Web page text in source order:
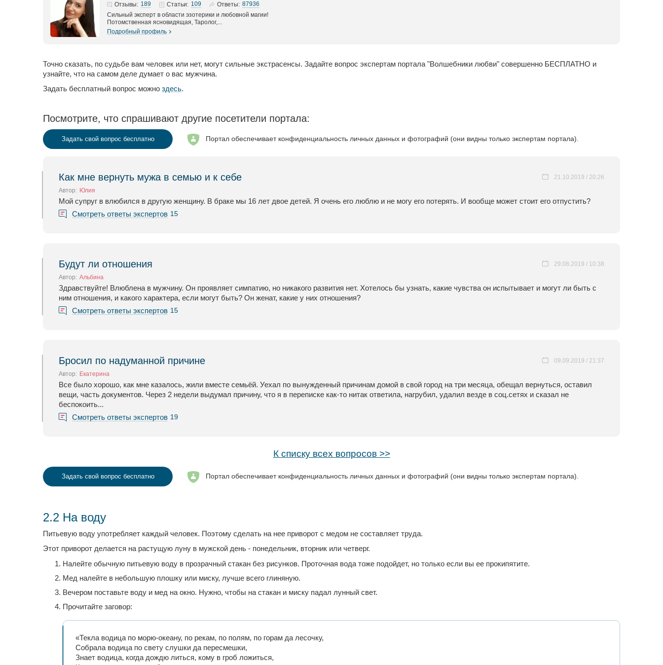
Отзывы: 189 Статьи: 109 Ответы: 87936
Сильный эксперт в области эзотерики и любовной магии!
Потомственная ясновидящая, Таролог,...
Подробный профиль
Точно сказать, по судьбе вам человек или нет, могут сильные экстрасенсы. Задайте вопрос экспертам портала "Волшебники любви" совершенно БЕСПЛАТНО и
узнайте, что на самом деле думает о вас мужчина.
Задать бесплатный вопрос можно здесь.
Посмотрите, что спрашивают другие посетители портала:
Задать свой вопрос бесплатно Портал обеспечивает конфиденциальность личных данных и фотографий (они видны только экспертам портала).
Как мне вернуть мужа в семью и к себе
21.10.2019 / 20:26
Автор: Юлия
Мой супруг в влюбился в другую женщину. В браке мы 16 лет двое детей. Я очень его люблю и не могу его потерять. И вообще может стоит его отпустить?
Смотреть ответы экспертов 15
Будут ли отношения
29.08.2019 / 10:38
Автор: Альбина
Здравствуйте! Влюблена в мужчину. Он проявляет симпатию, но никакого развития нет. Хотелось бы узнать, какие чувства он испытывает и могут ли быть с
ним отношения, и какого характера, если могут быть? Он женат, какие у них отношения?
Смотреть ответы экспертов 15
Бросил по надуманной причине
09.09.2019 / 21:37
Автор: Екатерина
Все было хорошо, как мне казалось, жили вместе семьёй. Уехал по вынужденный причинам домой в свой город на три месяца, обещал вернуться, оставил
вещи, часть документов. Через 2 недели выдумал причину, что я в переписке как-то нитак ответила, нагрубил, удалил везде в соц.сетях и сказал не
беспокоить...
Смотреть ответы экспертов 19
К списку всех вопросов >>
Задать свой вопрос бесплатно Портал обеспечивает конфиденциальность личных данных и фотографий (они видны только экспертам портала).
2.2 На воду
Питьевую воду употребляет каждый человек. Поэтому сделать на нее приворот с медом не составляет труда.
Этот приворот делается на растущую луну в мужской день - понедельник, вторник или четверг.
Налейте обычную питьевую воду в прозрачный стакан без рисунков. Проточная вода тоже подойдет, но только если вы ее прокипятите.
Мед налейте в небольшую плошку или миску, лучше всего глиняную.
Вечером поставьте воду и мед на окно. Нужно, чтобы на стакан и миску падал лунный свет.
Прочитайте заговор:
«Текла водица по морю-океану, по рекам, по полям, по горам да лесочку,
Собрала водица по свету слушки да пересмешки,
Знает водица, когда дождю литься, кому в гроб ложиться,